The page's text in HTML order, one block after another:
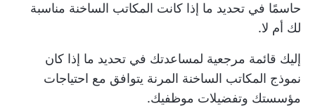
حاسمًا في تحديد ما إذا كانت المكاتب الساخنة مناسبة
لك أم لا.
إليك قائمة مرجعية لمساعدتك في تحديد ما إذا كان
نموذج المكاتب الساخنة المرنة يتوافق مع احتياجات
مؤسستك وتفضيلات موظفيك.